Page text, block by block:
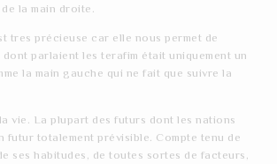
la main droite.
tres précieuse car elle nous permet de
parlaient les terafim était uniquement un
la main gauche qui ne fait que suivre la
vie. La plupart des futurs dont les nations
futur totalement prévisible. Compte tenu de
ses habitudes, de toutes sortes de facteurs,